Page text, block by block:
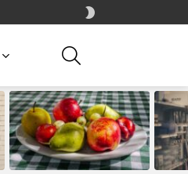
SKIN